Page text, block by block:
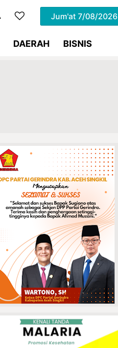
Jum'at 7/08/2026
DAERAH BISNIS